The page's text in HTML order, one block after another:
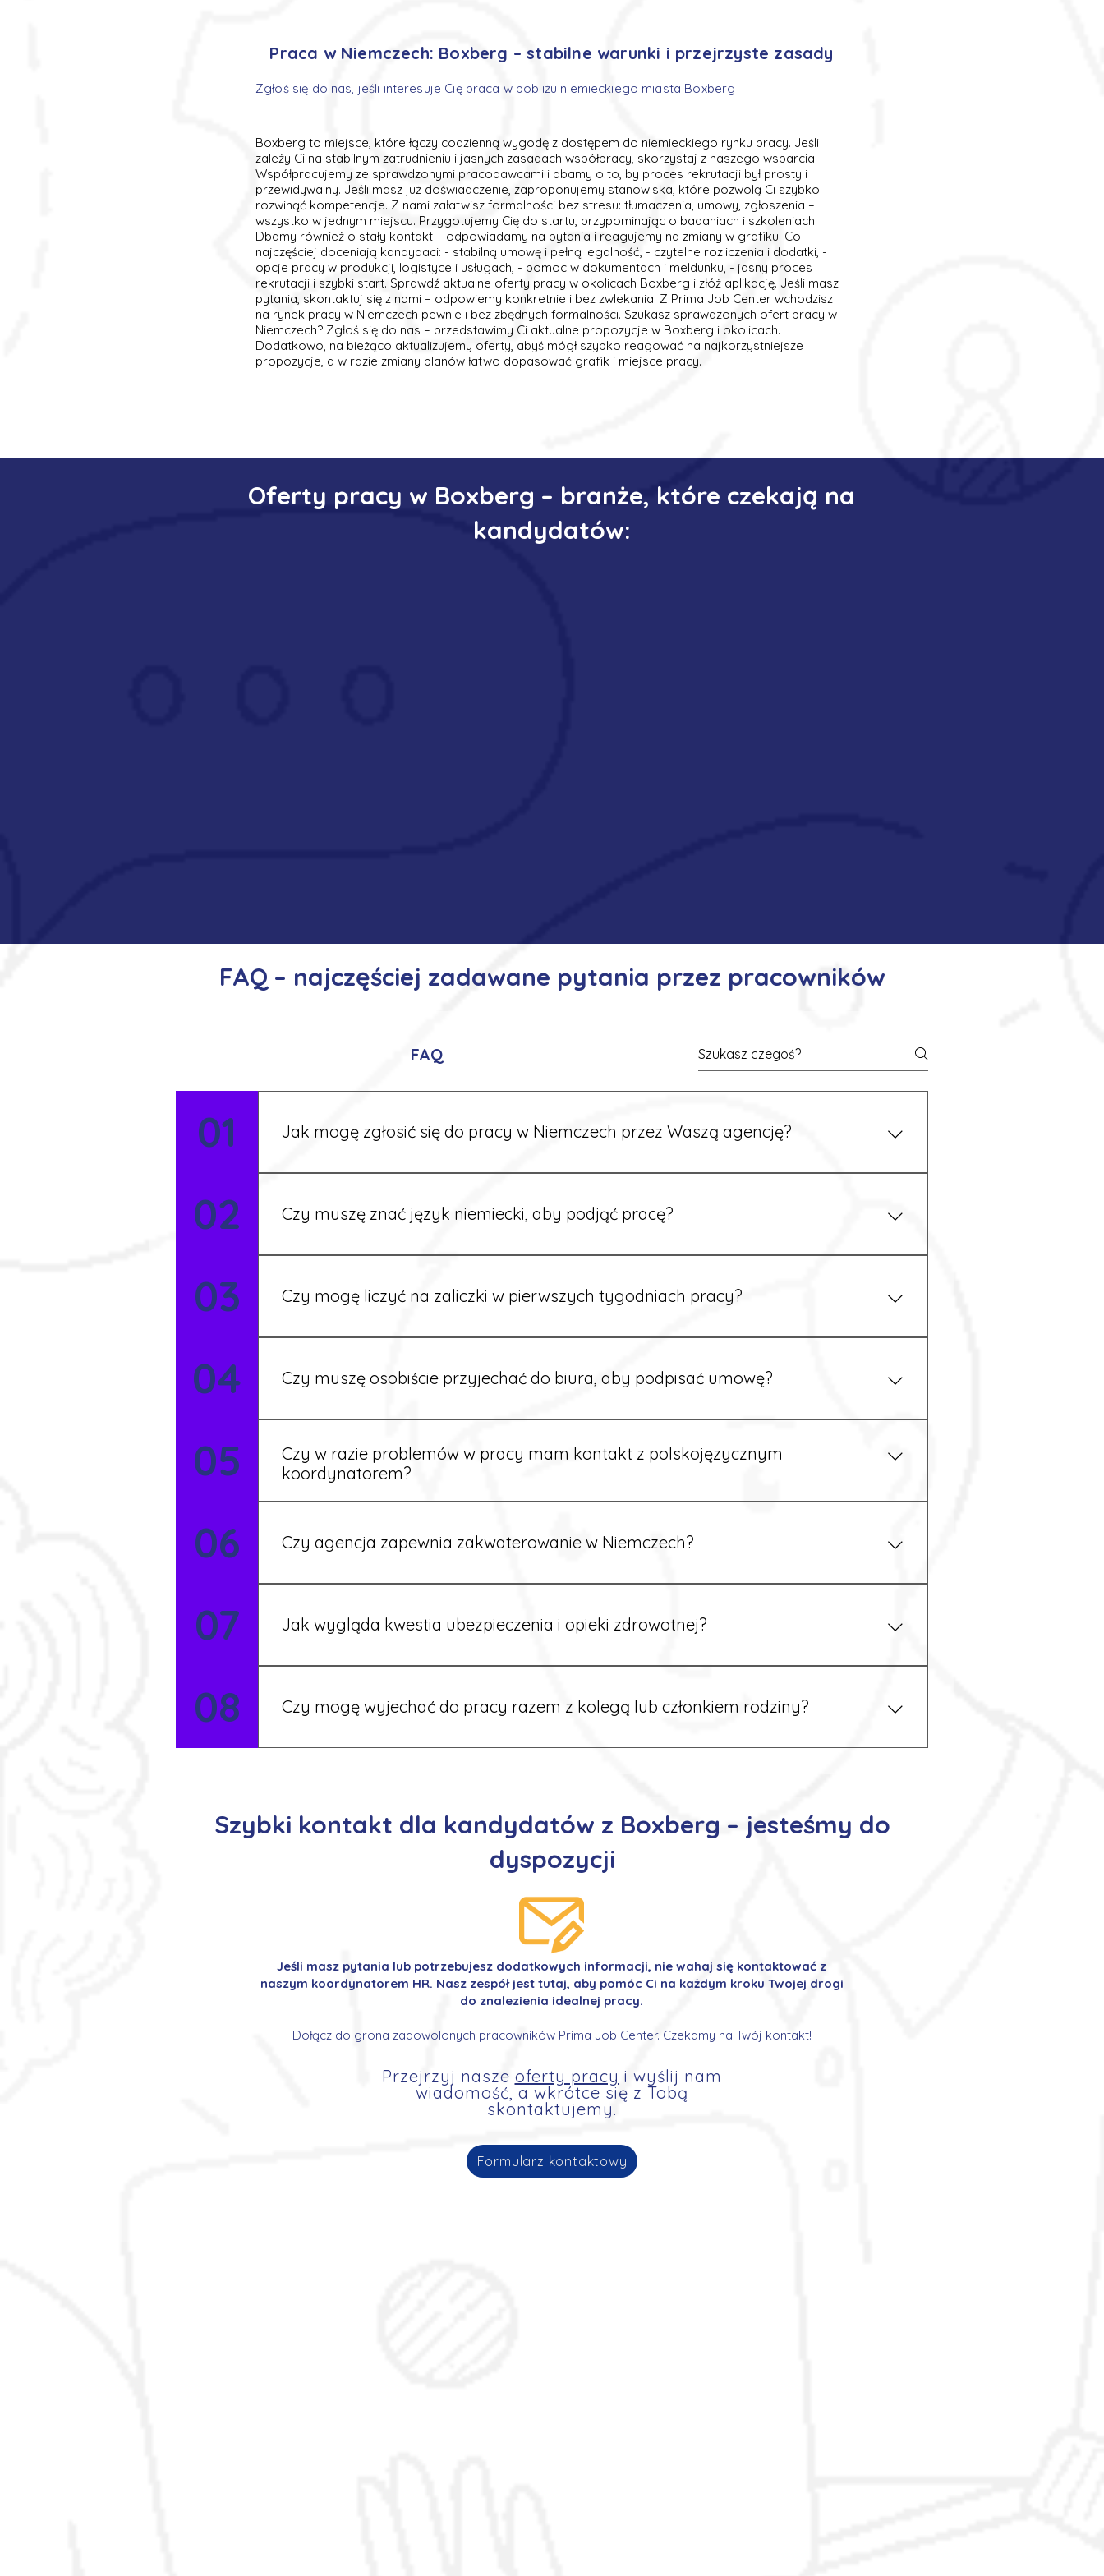
Praca w Niemczech: Boxberg – stabilne warunki i przejrzyste zasady
Zgłoś się do nas, jeśli interesuje Cię praca w pobliżu niemieckiego miasta Boxberg
Boxberg to miejsce, które łączy codzienną wygodę z dostępem do niemieckiego rynku pracy. Jeśli
zależy Ci na stabilnym zatrudnieniu i jasnych zasadach współpracy, skorzystaj z naszego wsparcia.
Współpracujemy ze sprawdzonymi pracodawcami i dbamy o to, by proces rekrutacji był prosty i
przewidywalny. Jeśli masz już doświadczenie, zaproponujemy stanowiska, które pozwolą Ci szybko
rozwinąć kompetencje. Z nami załatwisz formalności bez stresu: tłumaczenia, umowy, zgłoszenia –
wszystko w jednym miejscu. Przygotujemy Cię do startu, przypominając o badaniach i szkoleniach.
Dbamy również o stały kontakt – odpowiadamy na pytania i reagujemy na zmiany w grafiku. Co
najczęściej doceniają kandydaci: - stabilną umowę i pełną legalność, - czytelne rozliczenia i dodatki, -
opcje pracy w produkcji, logistyce i usługach, - pomoc w dokumentach i meldunku, - jasny proces
rekrutacji i szybki start. Sprawdź aktualne oferty pracy w okolicach Boxberg i złóż aplikację. Jeśli masz
pytania, skontaktuj się z nami – odpowiemy konkretnie i bez zwlekania. Z Prima Job Center wchodzisz
na rynek pracy w Niemczech pewnie i bez zbędnych formalności. Szukasz sprawdzonych ofert pracy w
Niemczech? Zgłoś się do nas – przedstawimy Ci aktualne propozycje w Boxberg i okolicach.
Dodatkowo, na bieżąco aktualizujemy oferty, abyś mógł szybko reagować na najkorzystniejsze
propozycje, a w razie zmiany planów łatwo dopasować grafik i miejsce pracy.
Oferty pracy w Boxberg – branże, które czekają na
kandydatów:
FAQ – najczęściej zadawane pytania przez pracowników
FAQ
01 Jak mogę zgłosić się do pracy w Niemczech przez Waszą agencję?
Możesz wypełnić formularz zgłoszeniowy na naszej stronie lub skontaktować się z nami telefonicznie.
02 Czy muszę znać język niemiecki, aby podjąć pracę?
Nie zawsze – wiele ofert nie wymaga znajomości języka. Jeśli jednak znasz podstawy niemieckiego,
03 Czy mogę liczyć na zaliczki w pierwszych tygodniach pracy?
Tak, w wyjątkowych sytuacjach możesz otrzymać zaliczkę po wcześniejszym uzgodnieniu z
04 Czy muszę osobiście przyjechać do biura, aby podpisać umowę?
Tak, umowy podpisywane są osobiście w naszym biurze. Dzięki temu masz pewność, że wszystkie
formalności są załatwione prawidłowo.
05
Czy w razie problemów w pracy mam kontakt z polskojęzycznym
koordynatorem?
06 Czy agencja zapewnia zakwaterowanie w Niemczech?
Tak, nasi koordynatorzy dbają o zapewnienie miejsca noclegowego w pobliżu zakładu pracy.
07 Jak wygląda kwestia ubezpieczenia i opieki zdrowotnej?
Każdy pracownik otrzymuje ubezpieczenie zdrowotne zgodne z niemieckim prawem. Dzięki temu
08 Czy mogę wyjechać do pracy razem z kolegą lub członkiem rodziny?
Tak, istnieje możliwość wspólnego wyjazdu. Wystarczy poinformować nas o tym podczas rekrutacji, a
Szybki kontakt dla kandydatów z Boxberg – jesteśmy do
dyspozycji
Jeśli masz pytania lub potrzebujesz dodatkowych informacji, nie wahaj się kontaktować z
naszym koordynatorem HR. Nasz zespół jest tutaj, aby pomóc Ci na każdym kroku Twojej drogi
do znalezienia idealnej pracy.
Dołącz do grona zadowolonych pracowników Prima Job Center. Czekamy na Twój kontakt!
Przejrzyj nasze oferty pracy i wyślij nam
wiadomość, a wkrótce się z Tobą
skontaktujemy.
Formularz kontaktowy